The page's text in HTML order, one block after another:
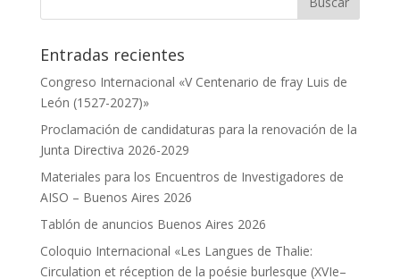
Entradas recientes
Congreso Internacional «V Centenario de fray Luis de
León (1527-2027)»
Proclamación de candidaturas para la renovación de la
Junta Directiva 2026-2029
Materiales para los Encuentros de Investigadores de
AISO – Buenos Aires 2026
Tablón de anuncios Buenos Aires 2026
Coloquio Internacional «Les Langues de Thalie:
Circulation et réception de la poésie burlesque (XVIe–